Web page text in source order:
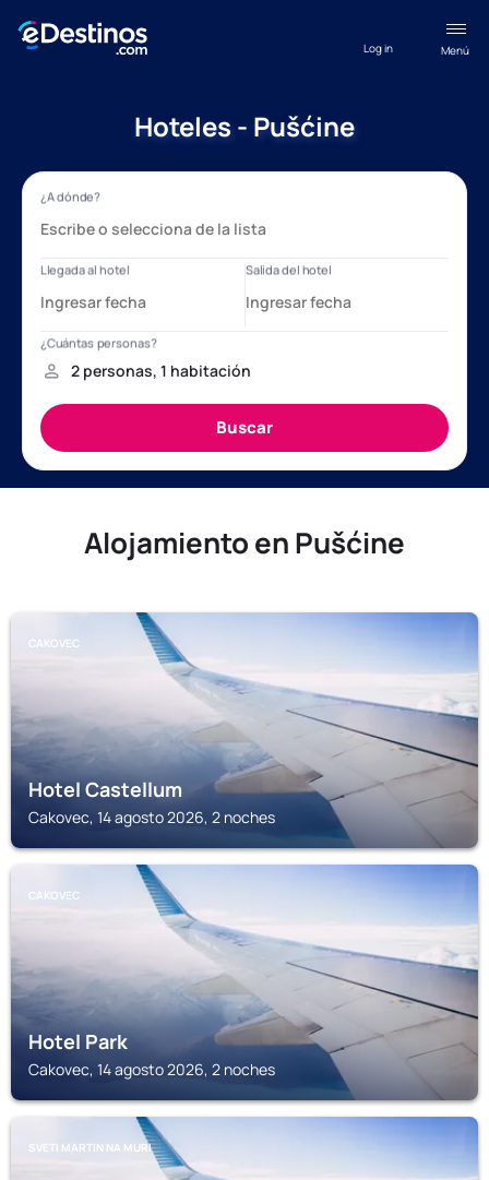
Menú
Log in
Hoteles - Pušćine
Alojamiento en Pušćine
CAKOVEC
Hotel Castellum
Cakovec, 14 agosto 2026, 2 noches
CAKOVEC
Hotel Park
Cakovec, 14 agosto 2026, 2 noches
SVETI MARTIN NA MURI